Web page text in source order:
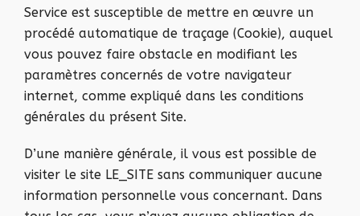
Service est susceptible de mettre en œuvre un
procédé automatique de traçage (Cookie), auquel
vous pouvez faire obstacle en modifiant les
paramètres concernés de votre navigateur
internet, comme expliqué dans les conditions
générales du présent Site.
D’une manière générale, il vous est possible de
visiter le site LE_SITE sans communiquer aucune
information personnelle vous concernant. Dans